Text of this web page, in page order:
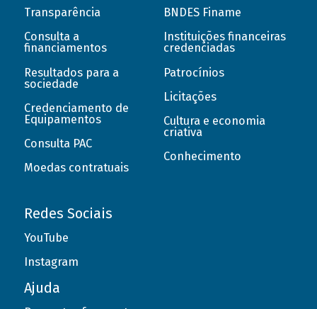
Transparência
Consulta a
financiamentos
Resultados para a
sociedade
Credenciamento de
Equipamentos
Consulta PAC
Moedas contratuais
BNDES Finame
Instituições financeiras
credenciadas
Patrocínios
Licitações
Cultura e economia
criativa
Conhecimento
Redes Sociais
YouTube
Instagram
Ajuda